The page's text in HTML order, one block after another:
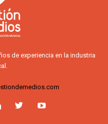
de experiencia en la industria